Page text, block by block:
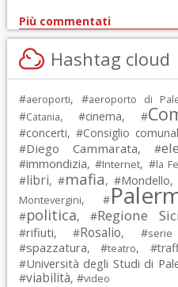
Più commentati
Hashtag cloud
#aeroporti, #aeroporto di
#Catania, #cinema, #
#concerti, #Consiglio
#Diego Cammarata, #
#immondizia, #Internet, #la
#libri, #mafia, #Mondello,
Montevergini, #
#politica, #Regione
#rifiuti, #Rosalio, #
#spazzatura, #teatro, #
#Università degli Studi di
#viabilità, #video